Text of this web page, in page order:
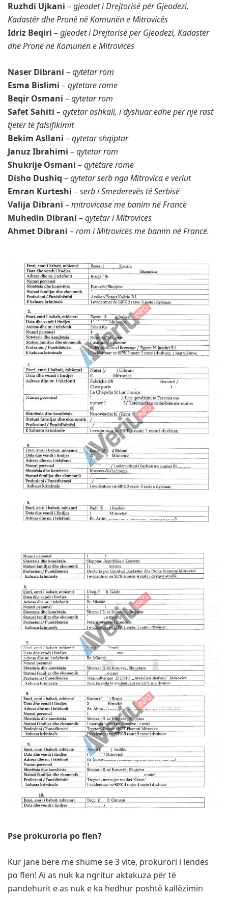
Ruzhdi Ujkani –gjeodet i Drejtorisë për Gjeodezi,
Kadastër dhe Pronë në Komunën e Mitrovicës
Idriz Beqiri –gjeodet i Drejtorisë për Gjeodezi, Kadastër
dhe Pronë në Komunën e Mitrovicës
Naser Dibrani –qytetar rom
Esma Bislimi –qytetare rome
Beqir Osmani –qytetar rom
Safet Sahiti – qytetar ashkali, i dyshuar edhe për një rast
tjetër të falsifikimit
Bekim Asllani –qytetar shqiptar
Januz Ibrahimi –qytetar rom
Shukrije Osmani –qytetare rome
Disho Dushiq –qytetar serb nga Mitrovica e veriut
Emran Kurteshi –serb i Smederevës të Serbisë
Valija Dibrani –mitrovicase me banim në Francë
Muhedin Dibrani –qytetar i Mitrovicës
Ahmet Dibrani –rom i Mitrovicës me banim në Francë.
Pse prokuroria po flen?
Kur janë bërë më shumë se 3 vite, prokurori i lëndës
po flen! Ai as nuk ka ngritur aktakuza për të
pandehurit e as nuk e ka hedhur poshtë kallëzimin